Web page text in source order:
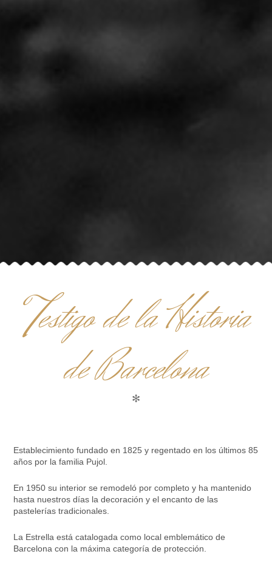
T
estigo de la Historia
de Barcelona
✻
Establecimiento fundado en 1825 y regentado en los últimos 85
años por la familia Pujol.
En 1950 su interior se remodeló por completo y ha mantenido
hasta nuestros días la decoración y el encanto de las
pastelerías tradicionales.
La Estrella está catalogada como local emblemático de
Barcelona con la máxima categoría de protección.